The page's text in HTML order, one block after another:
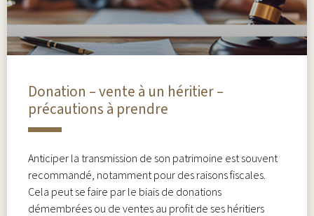
Donation – vente à un héritier –
précautions à prendre
Anticiper la transmission de son patrimoine est souvent
recommandé, notamment pour des raisons fiscales.
Cela peut se faire par le biais de donations
démembrées ou de ventes au profit de ses héritiers